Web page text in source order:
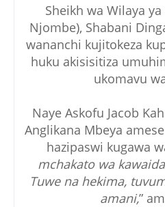
Sheikh wa Wilaya
Njombe), Shabani
wananchi kujitokeza
huku akisisitiza
ukomavu
Naye Askofu Jacob
Anglikana Mbeya
hazipaswi kugawa
mchakato wa
Tuwe na hekima,
amani,”